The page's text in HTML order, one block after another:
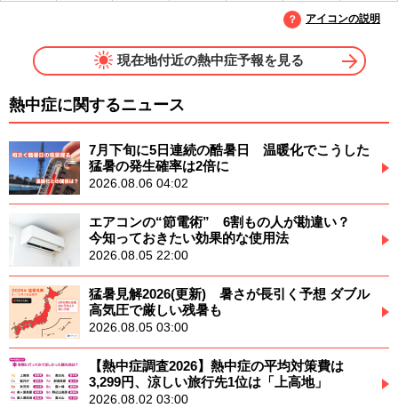
アイコンの説明
現在地付近の熱中症予報を見る
熱中症に関するニュース
7月下旬に5日連続の酷暑日 温暖化でこうした
猛暑の発生確率は2倍に
2026.08.06 04:02
エアコンの“節電術” 6割もの人が勘違い？
今知っておきたい効果的な使用法
2026.08.05 22:00
猛暑見解2026(更新) 暑さが長引く予想 ダブル
高気圧で厳しい残暑も
2026.08.05 03:00
【熱中症調査2026】熱中症の平均対策費は
3,299円、涼しい旅行先1位は「上高地」
2026.08.02 03:00